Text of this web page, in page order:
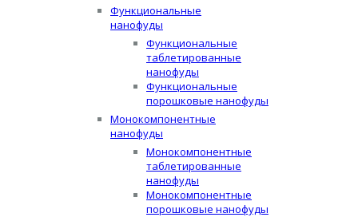
Функциональные
нанофуды
Функциональные
таблетированные
нанофуды
Функциональные
порошковые нанофуды
Монокомпонентные
нанофуды
Монокомпонентные
таблетированные
нанофуды
Монокомпонентные
порошковые нанофуды